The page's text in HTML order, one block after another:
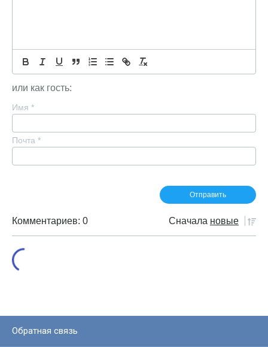
или как гость:
Имя *
Почта *
Комментариев: 0 Сначала новые
Обратная связь